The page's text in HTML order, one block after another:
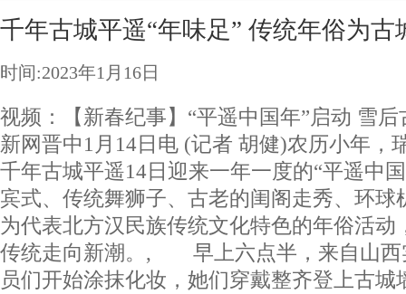
千年古城平遥“年味足” 传统年俗为古
时间:2023年1月16日
视频：【新春纪事】“平遥中国年”启动 雪后
新网晋中1月14日电 (记者 胡健)农历小年，
千年古城平遥14日迎来一年一度的“平遥
宾式、传统舞狮子、古老的闺阁走秀、环
为代表北方汉民族传统文化特色的年俗活动
传统走向新潮。, 早上六点半，来自山西
员们开始涂抹化妆，她们穿戴整齐登上古城